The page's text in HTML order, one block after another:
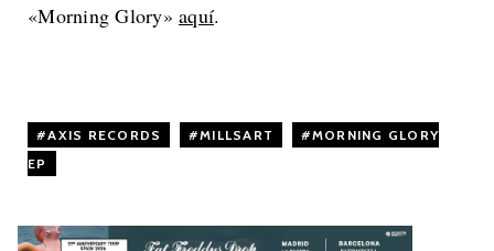
«Morning Glory» aquí.
AXIS RECORDS MILLSART
MORNING GLORY
EP